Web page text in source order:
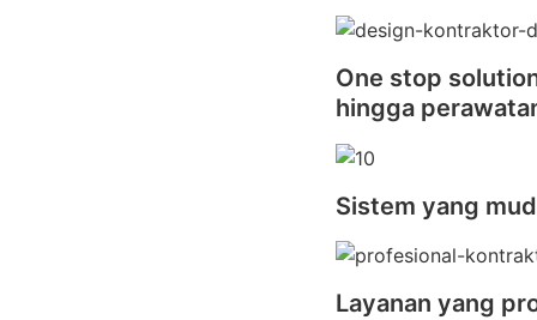
One stop
hingga
Sistem yang
Layanan yang